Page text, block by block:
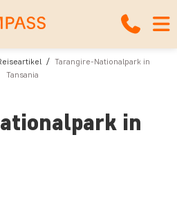
Tarangire-Nationalpark in
Tansania
in